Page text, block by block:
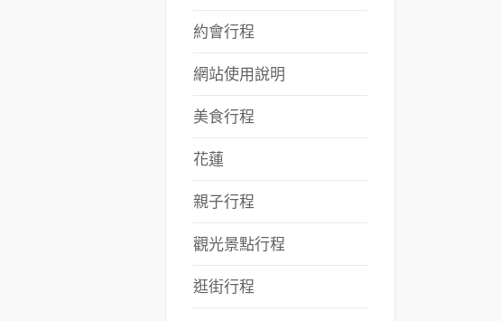
約會行程
網站使用說明
美食行程
花蓮
親子行程
觀光景點行程
逛街行程